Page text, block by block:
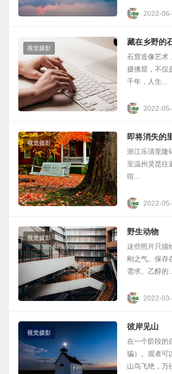
2022-
视觉摄影
藏在乡野的
石窟造像艺术
摄佛窟，不仅
千年，人生...
2022-
视觉摄影
即将消失的
浙江乐清里隆
至温州灵昆往
喧...
2022-
视觉摄影
野生动物
这些照片只描
刚之气。保存
需求。乙醇的...
2022-
视觉摄影
彼岸见山
在一个阶段的
骗）。观者可
山鸟飞绝，万